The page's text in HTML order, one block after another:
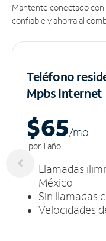
Mantente conectado
confiable y ahorra al
Teléfono
MpbsInternet
$65/mo
por 1 año
Llamadas
México
Sin llamadas
Velocidades